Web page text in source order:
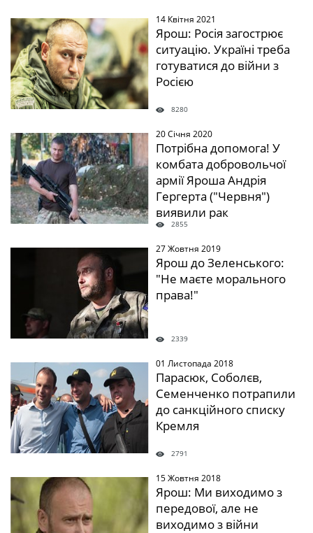
" /> 14 Квітня 2021
Ярош: Росія загострює
ситуацію. Україні треба
готуватися до війни з
Росією
8280
" /> 20 Січня 2020
Потрібна допомога! У
комбата добровольчої
армії Яроша Андрія
Гергерта ("Червня")
виявили рак
2855
27 Жовтня 2019
Ярош до Зеленського:
"Не маєте морального
права!"
2339
01 Листопада 2018
Парасюк, Соболєв,
Семенченко потрапили
до санкційного списку
Кремля
2791
15 Жовтня 2018
Ярош: Ми виходимо з
передової, але не
виходимо з війни